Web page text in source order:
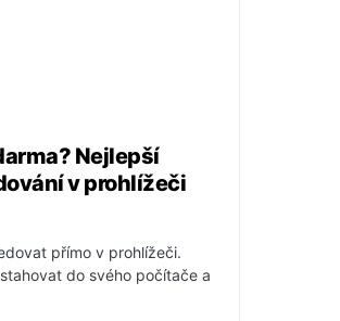
Nejlepší
v prohlížeči
přímo v prohlížeči.
do svého počítače a